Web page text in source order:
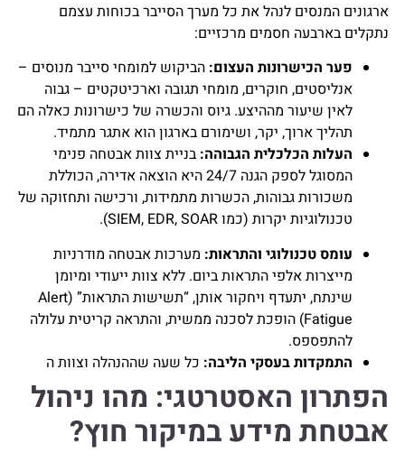
ארגונים המנסים לנהל את כל מערך הסייבר בכוחות עצמם
נתקלים בארבעה חסמים מרכזיים:
פער הכישרונות העצום: הביקוש למומחי סייבר מנוסים –
אנליסטים, חוקרים, מומחי תגובה וארכיטקטים – גבוה
לאין שיעור מההיצע. גיוס והכשרה של כישרונות כאלה הם
תהליך ארוך, יקר, ושימורם בארגון הוא אתגר מתמיד.
העלות הכלכלית הגבוהה: בניית צוות אבטחה פנימי
המסוגל לספק הגנה 24/7 היא הוצאה אדירה, הכוללת
משכורות גבוהות, הכשרות מתמידות, ורכישה ותחזוקה של
טכנולוגיות יקרות (כמו SIEM, EDR, SOAR).
עומס טכנולוגי והתראות: מערכות אבטחה מודרניות
מייצרות אלפי התראות ביום. ללא צוות ייעודי ומיומן
שינתח, יתעדף ויחקור אותן, “תשישות התראות” (Alert
Fatigue) הופכת לסכנה ממשית, והתראה קריטית עלולה
להתפספס.
התמקדות בעסקי הליבה: כל שעה שההנהלה וצוות ה
הפתרון האסטרטגי: מהו ניהול
אבטחת מידע במיקור חוץ?